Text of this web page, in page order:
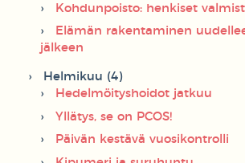
Kohdunpoisto: henkiset
Elämän rakentaminen
jälkeen
Helmikuu (4)
Hedelmöityshoidot jatkuu
Yllätys, se on PCOS!
Päivän kestävä vuosikontrolli